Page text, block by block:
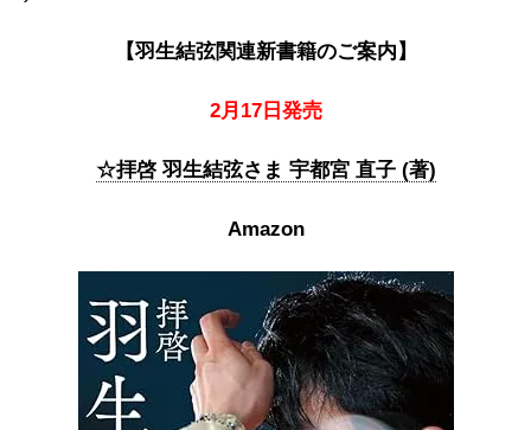
【羽生結弦関連新書籍のご案内】
2月17日発売
☆拝啓 羽生結弦さま 宇都宮 直子 (著)
Amazon